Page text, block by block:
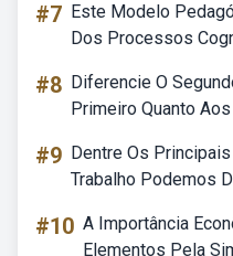
#7 Este Modelo
Dos Processos
#8 Diferencie O
Primeiro Quanto
#9 Dentre Os
Trabalho Podemos
#10 A Importância
Elementos Pela